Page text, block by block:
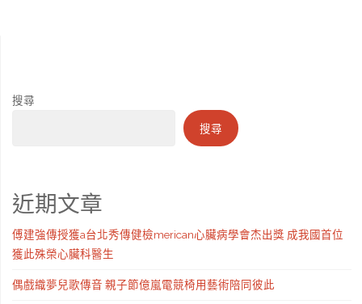
搜尋
搜尋
近期文章
傅建強傳授獲a台北秀傳健檢merican心臟病學會杰出獎 成我國首位
獲此殊榮心臟科醫生
偶戲織夢兒歌傳音 親子節億嵐電競椅用藝術陪同彼此